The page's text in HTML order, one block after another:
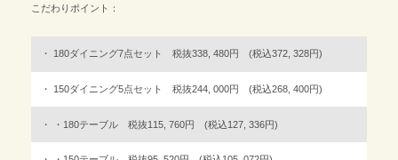
こだわりポイント：
180ダイニング7点セット 税抜338, 480円 (税込372, 328円)
150ダイニング5点セット 税抜244, 000円 (税込268, 400円)
・180テーブル 税抜115, 760円 (税込127, 336円)